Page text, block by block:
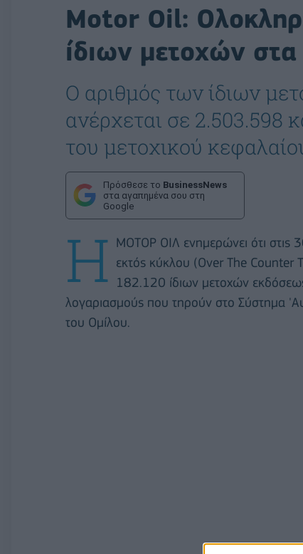
Motor Oil:
ίδιων μετοχών στα
Ο αριθμός των ίδιων
ανέρχεται σε 2.503.598
του μετοχικού
Πρόσθεσε το BusinessNews
στα αγαπημένα σου στη
Google
Η ΜΟΤΟΡ ΟΙΛ ενημερώνει ότι
εκτός κύκλου (Over The Counter
182.120 ίδιων μετοχών εκδόσεως
λογαριασμούς που τηρούν στο Σύστημα
του Ομίλου.